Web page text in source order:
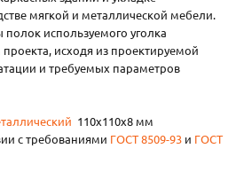
мягкой и металлической мебели.
используемого уголка
исходя из проектируемой
и требуемых параметров
110х110х8 мм
с требованиями ГОСТ 8509-93 и ГОСТ